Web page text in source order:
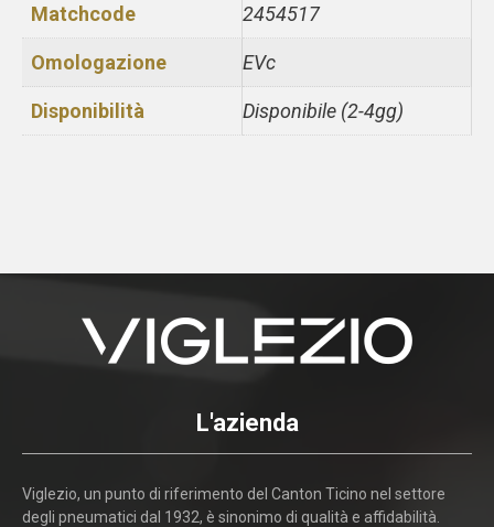
Matchcode 2454517
Omologazione EVc
Disponibilità Disponibile (2-4gg)
L'azienda
Viglezio, un punto di riferimento del Canton Ticino nel settore
degli pneumatici dal 1932, è sinonimo di qualità e affidabilità.